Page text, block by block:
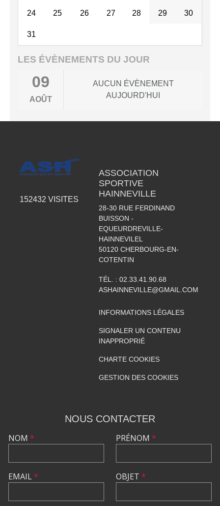
24 25 26 27 28 29 30
31
LES ÉVÈNEMENTS DU JOUR
09
AOÛT
AUCUN ÉVÈNEMENT
AUJOURD'HUI
152432 VISITES
ASSOCIATION
SPORTIVE
HAINNEVILLE
28-30 RUE FERDINAND
BUISSON -
EQUEURDREVILLE-
HAINNEVILEL
50120 CHERBOURG-EN-
COTENTIN
TÉL. : 02.33.41.90.68
ASHAINNEVILLE@GMAIL.COM
INFORMATIONS LÉGALES
SIGNALER UN CONTENU
INAPPROPRIÉ
CHARTE COOKIES
GESTION DES COOKIES
NOUS CONTACTER
NOM *
EMAIL*
PRÉNOM *
OBJET *